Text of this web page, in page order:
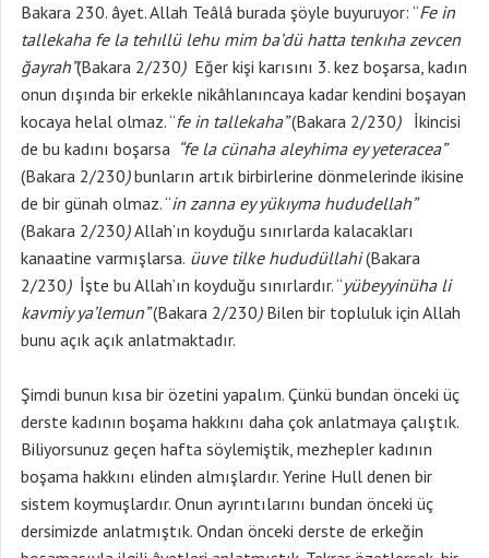
Bakara 230. âyet. Allah Teâlâ burada şöyle buyuruyor: “Fe in
tallekaha fe la tehıllü lehu mim ba’dü hatta tenkıha zevcen
ğayrah”(Bakara 2/230) Eğer kişi karısını 3. kez boşarsa, kadın
onun dışında bir erkekle nikâhlanıncaya kadar kendini boşayan
kocaya helal olmaz. “fe in tallekaha”(Bakara 2/230) İkincisi
de bu kadını boşarsa “fe la cünaha aleyhima ey yeteracea”
(Bakara 2/230)bunların artık birbirlerine dönmelerinde ikisine
de bir günah olmaz. “in zanna ey yükıyma hududellah”
(Bakara 2/230)Allah’ın koyduğu sınırlarda kalacakları
kanaatine varmışlarsa. üuve tilke hududüllahi(Bakara
2/230) İşte bu Allah’ın koyduğu sınırlardır. “yübeyyinüha li
kavmiy ya’lemun”(Bakara 2/230) Bilen bir topluluk için Allah
bunu açık açık anlatmaktadır.
Şimdi bunun kısa bir özetini yapalım. Çünkü bundan önceki üç
derste kadının boşama hakkını daha çok anlatmaya çalıştık.
Biliyorsunuz geçen hafta söylemiştik, mezhepler kadının
boşama hakkını elinden almışlardır. Yerine Hull denen bir
sistem koymuşlardır. Onun ayrıntılarını bundan önceki üç
dersimizde anlatmıştık. Ondan önceki derste de erkeğin